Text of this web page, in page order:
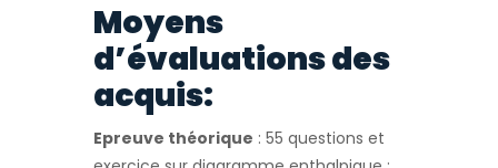
Moyens
d’évaluations des
acquis:
Epreuve théorique : 55 questions et